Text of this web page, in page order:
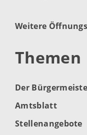
Weitere
Themen
Der
Amtsblatt
Stellenangebote